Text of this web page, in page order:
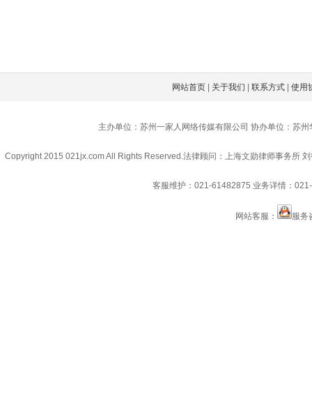
网站首页 关于我们 |联系方式 |使用
主办单位：苏州一家人网络传媒有限公司 协办单位：苏
Copyright 2015 021jx.com All Rights Reserved.法律顾问：上海文勋律师事务所
客服维护：021-61482875 业务详情：
网站客服： 服务